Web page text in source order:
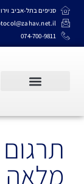
סניפים בתל-אביב
074-700-9811
מלאה